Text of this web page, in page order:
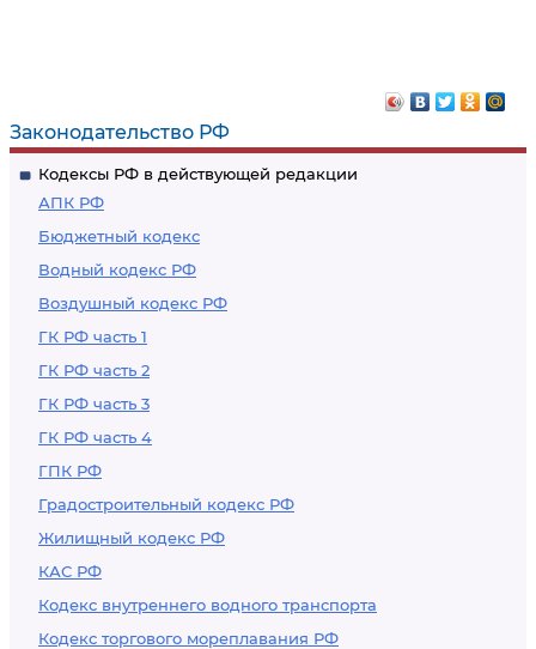
Законодательство РФ
Кодексы РФ в действующей редакции
АПК РФ
Бюджетный кодекс
Водный кодекс РФ
Воздушный кодекс РФ
ГК РФ часть 1
ГК РФ часть 2
ГК РФ часть 3
ГК РФ часть 4
ГПК РФ
Градостроительный кодекс РФ
Жилищный кодекс РФ
КАС РФ
Кодекс внутреннего водного транспорта
Кодекс торгового мореплавания РФ